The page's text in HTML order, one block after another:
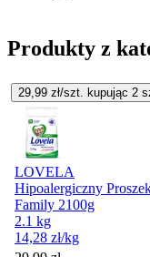
Produkty z
29,99 zł/szt. kupując 2
LOVELA
Hipoalergiczny
Family 2100g
2.1 kg
14,28 zł/kg